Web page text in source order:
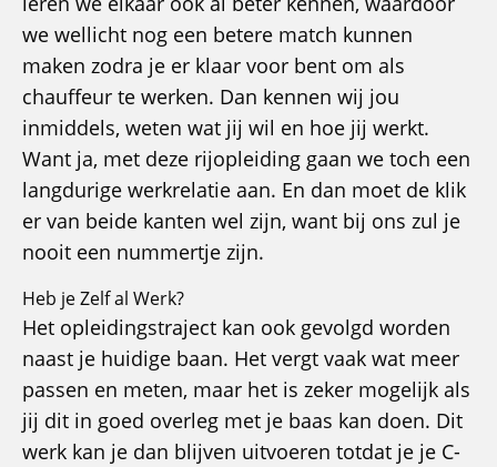
we wellicht nog een betere match kunnen
maken zodra je er klaar voor bent om als
chauffeur te werken. Dan kennen wij jou
inmiddels, weten wat jij wil en hoe jij werkt.
Want ja, met deze rijopleiding gaan we toch een
langdurige werkrelatie aan. En dan moet de klik
er van beide kanten wel zijn, want bij ons zul je
nooit een nummertje zijn.
Heb je Zelf al Werk?
Het opleidingstraject kan ook gevolgd worden
naast je huidige baan. Het vergt vaak wat meer
passen en meten, maar het is zeker mogelijk als
jij dit in goed overleg met je baas kan doen. Dit
werk kan je dan blijven uitvoeren totdat je je C-